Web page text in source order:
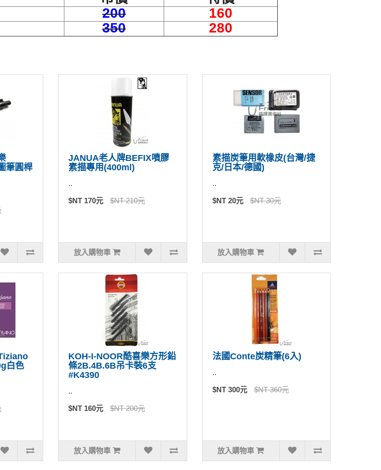
200
160
350 280
筆圓桿
JANUA老人牌BEFIX噴膠
素描專用(400ml)
..
$NT 170元 $NT 210元
放入購物車
素描炭筆用軟橡皮(台灣/捷
克/日本/德國)
..
$NT 20元 $NT 30元
放入購物車
白色
KOH-I-NOOR酷喜樂方形鉛
條2B.4B.6B吊卡裝6支
#K4390
..
$NT 160元 $NT 200元
放入購物車
法國Conte炭精筆(6入)
..
$NT 300元 $NT 360元
放入購物車